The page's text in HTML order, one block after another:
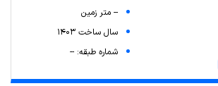
-- متر زمین
سال ساخت 1403
شماره طبقه: --